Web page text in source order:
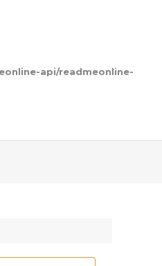
api/readmeonline-